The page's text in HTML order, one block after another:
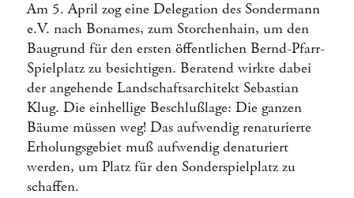
Am 5. April zog eine Delegation des Sondermann
e.V. nach Bonames, zum Storchenhain, um den
Baugrund für den ersten öffentlichen Bernd-Pfarr-
Spielplatz zu besichtigen. Beratend wirkte dabei
der angehende Landschaftsarchitekt Sebastian
Klug. Die einhellige Beschlußlage: Die ganzen
Bäume müssen weg! Das aufwendig renaturierte
Erholungsgebiet muß aufwendig denaturiert
werden, um Platz für den Sonderspielplatz zu
schaffen.